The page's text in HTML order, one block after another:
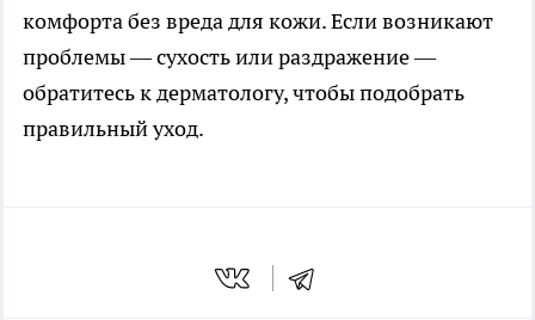
комфорта без вреда для кожи. Если возникают
проблемы — сухость или раздражение —
обратитесь к дерматологу, чтобы подобрать
правильный уход.